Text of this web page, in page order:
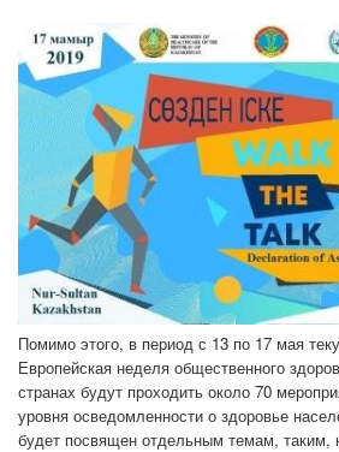
Помимо этого, в период с 13 по 17 мая
Европейская неделя общественного
странах будут проходить около 70
уровня осведомленности о здоровье
будет посвящен отдельным темам, таким,